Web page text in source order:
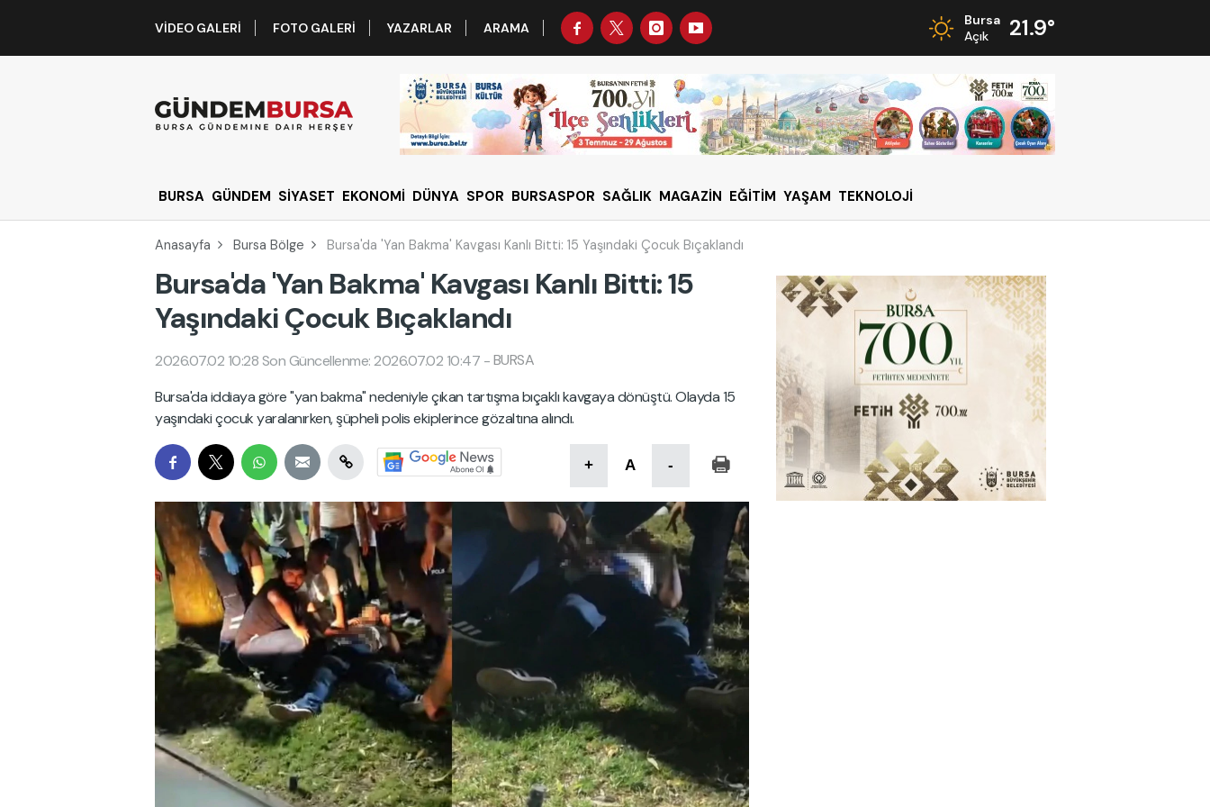
VIDEO GALERI FOTO GALERI YAZARLAR ARAMA
Bursa
Açık
21.9°
BURSA GÜNDEM SİYASET EKONOMİ DÜNYA SPOR BURSASPOR SAĞLIK MAGAZİN EĞİTİM YAŞAM TEKNOLOJİ
Anasayfa Bursa Bölge Bursa'da 'Yan Bakma' Kavgası Kanlı Bitti: 15 Yaşındaki Çocuk Bıçaklandı
Bursa'da 'Yan Bakma' Kavgası Kanlı Bitti: 15
Yaşındaki Çocuk Bıçaklandı
2026.07.02 10:28 Son Güncellenme: 2026.07.02 10:47 -BURSA
Bursa'da iddiaya göre "yan bakma" nedeniyle çıkan tartışma bıçaklı kavgaya dönüştü. Olayda 15
yaşındaki çocuk yaralanırken, şüpheli polis ekiplerince gözaltına alındı.
+ A -